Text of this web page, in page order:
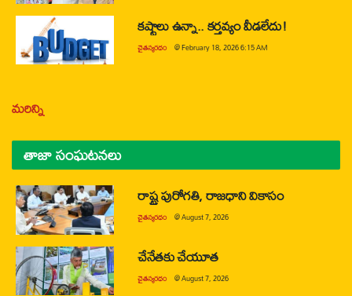
కష్టాలు ఉన్నా.. కర్తవ్యం వీడలేదు!
చైతన్యరధం @February 18, 2026 6:15 AM
మరిన్ని
తాజా సంఘటనలు
రాష్ట్ర పురోగతి, రాజధాని వికాసం
చైతన్యరధం @August 7, 2026
చేనేతకు చేయూత
చైతన్యరధం @August 7, 2026